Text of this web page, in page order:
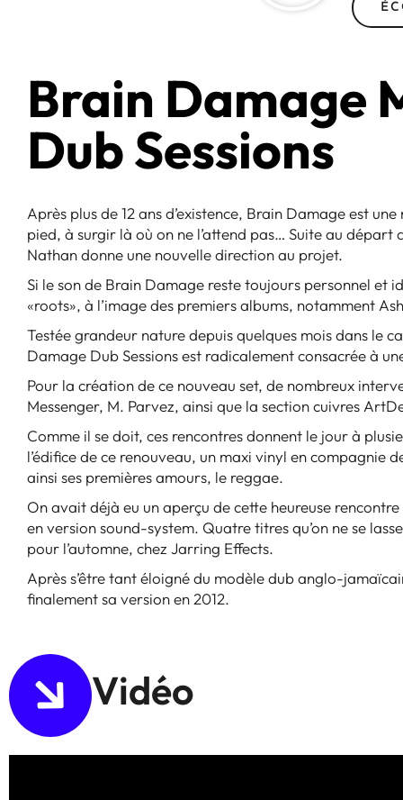
Brain Damage
Dub Sessions
Après plus de 12 ans d’existence, Brain Damage est
pied, à surgir là où on ne l’attend pas… Suite au départ
Nathan donne une nouvelle direction au projet.
Si le son de Brain Damage reste toujours personnel et
«roots», à l’image des premiers albums, notamment
Testée grandeur nature depuis quelques mois dans le
Damage Dub Sessions est radicalement consacrée à
Pour la création de ce nouveau set, de nombreux
Messenger, M. Parvez, ainsi que la section cuivres
Comme il se doit, ces rencontres donnent le jour à
l’édifice de ce renouveau, un maxi vinyl en compagnie
ainsi ses premières amours, le reggae.
On avait déjà eu un aperçu de cette heureuse
en version sound-system. Quatre titres qu’on ne se
pour l’automne, chez Jarring Effects.
Après s’être tant éloigné du modèle dub anglo-
finalement sa version en 2012.
Vidéo